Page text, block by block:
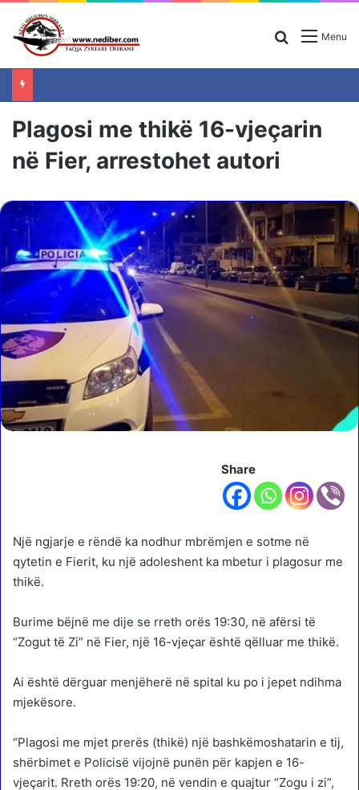
Menu
Search for
Plagosi me thikë 16-vjeçarin
në Fier, arrestohet autori
Share
Një ngjarje e rëndë ka nodhur mbrëmjen e sotme në
qytetin e Fierit, ku një adoleshent ka mbetur i plagosur me
thikë.
Burime bëjnë me dije se rreth orës 19:30, në afërsi të
“Zogut të Zi” në Fier, një 16-vjeçar është qëlluar me thikë.
Ai është dërguar menjëherë në spital ku po i jepet ndihma
mjekësore.
“Plagosi me mjet prerës (thikë) një bashkëmoshatarin e tij,
shërbimet e Policisë vijojnë punën për kapjen e 16-
vjeçarit. Rreth orës 19:20, në vendin e quajtur “Zogu i zi”,